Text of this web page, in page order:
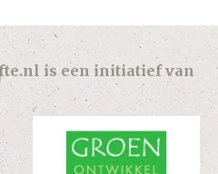
is een initiatief van